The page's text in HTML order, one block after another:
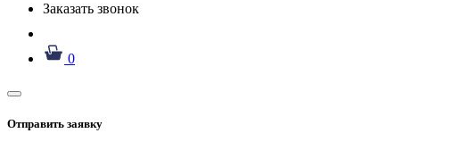
Заказать звонок
0
Отправить заявку